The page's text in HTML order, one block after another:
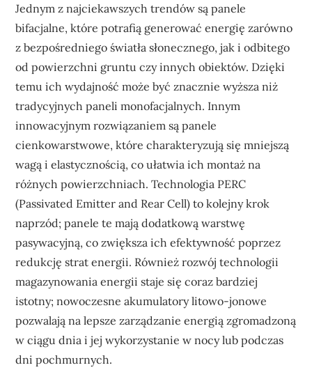
Jednym z najciekawszych trendów są panele
bifacjalne, które potrafią generować energię zarówno
z bezpośredniego światła słonecznego, jak i odbitego
od powierzchni gruntu czy innych obiektów. Dzięki
temu ich wydajność może być znacznie wyższa niż
tradycyjnych paneli monofacjalnych. Innym
innowacyjnym rozwiązaniem są panele
cienkowarstwowe, które charakteryzują się mniejszą
wagą i elastycznością, co ułatwia ich montaż na
różnych powierzchniach. Technologia PERC
(Passivated Emitter and Rear Cell) to kolejny krok
naprzód; panele te mają dodatkową warstwę
pasywacyjną, co zwiększa ich efektywność poprzez
redukcję strat energii. Również rozwój technologii
magazynowania energii staje się coraz bardziej
istotny; nowoczesne akumulatory litowo-jonowe
pozwalają na lepsze zarządzanie energią zgromadzoną
w ciągu dnia i jej wykorzystanie w nocy lub podczas
dni pochmurnych.